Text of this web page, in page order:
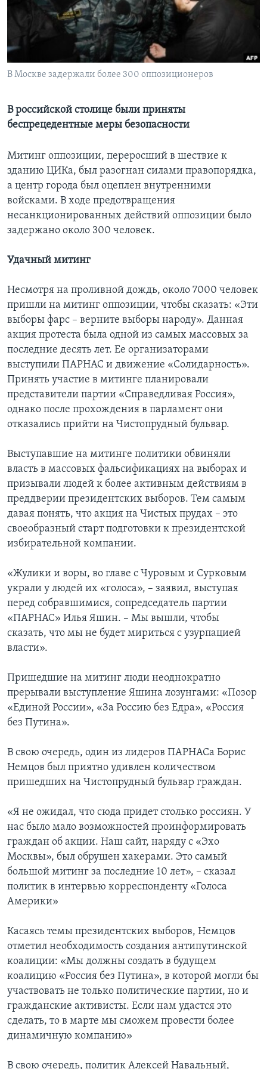
Learning English
СОЦИАЛЬНЫЕ СЕТИ
Языки
В Москве задержали более 300 оппозиционеров
В российской столице были приняты
беспрецедентные меры безопасности
Митинг оппозиции, переросший в шествие к
зданию ЦИКа, был разогнан силами правопорядка,
а центр города был оцеплен внутренними
войсками. В ходе предотвращения
несанкционированных действий оппозиции было
задержано около 300 человек.
Удачный митинг
Несмотря на проливной дождь, около 7000 человек
пришли на митинг оппозиции, чтобы сказать: «Эти
выборы фарс – верните выборы народу». Данная
акция протеста была одной из самых массовых за
последние десять лет. Ее организаторами
выступили ПАРНАС и движение «Солидарность».
Принять участие в митинге планировали
представители партии «Справедливая Россия»,
однако после прохождения в парламент они
отказались прийти на Чистопрудный бульвар.
Выступавшие на митинге политики обвиняли
власть в массовых фальсификациях на выборах и
призывали людей к более активным действиям в
преддверии президентских выборов. Тем самым
давая понять, что акция на Чистых прудах – это
своеобразный старт подготовки к президентской
избирательной компании.
«Жулики и воры, во главе с Чуровым и Сурковым
украли у людей их «голоса», – заявил, выступая
перед собравшимися, сопредседатель партии
«ПАРНАС» Илья Яшин. – Мы вышли, чтобы
сказать, что мы не будет мириться с узурпацией
власти».
Пришедшие на митинг люди неоднократно
прерывали выступление Яшина лозунгами: «Позор
«Единой России», «За Россию без Едра», «Россия
без Путина».
В свою очередь, один из лидеров ПАРНАСа Борис
Немцов был приятно удивлен количеством
пришедших на Чистопрудный бульвар граждан.
«Я не ожидал, что сюда придет столько россиян. У
нас было мало возможностей проинформировать
граждан об акции. Наш сайт, наряду с «Эхо
Москвы», был обрушен хакерами. Это самый
большой митинг за последние 10 лет», – сказал
политик в интервью корреспонденту «Голоса
Америки»
Касаясь темы президентских выборов, Немцов
отметил необходимость создания антипутинской
коалиции: «Мы должны создать в будущем
коалицию «Россия без Путина», в которой могли бы
участвовать не только политические партии, но и
гражданские активисты. Если нам удастся это
сделать, то в марте мы сможем провести более
динамичную компанию»
В свою очередь, политик Алексей Навальный,